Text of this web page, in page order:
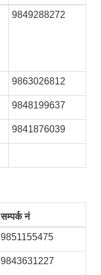
9849288272
9863026812
9848199637
9841876039
सम्पर्क नं
9851155475
9843631227